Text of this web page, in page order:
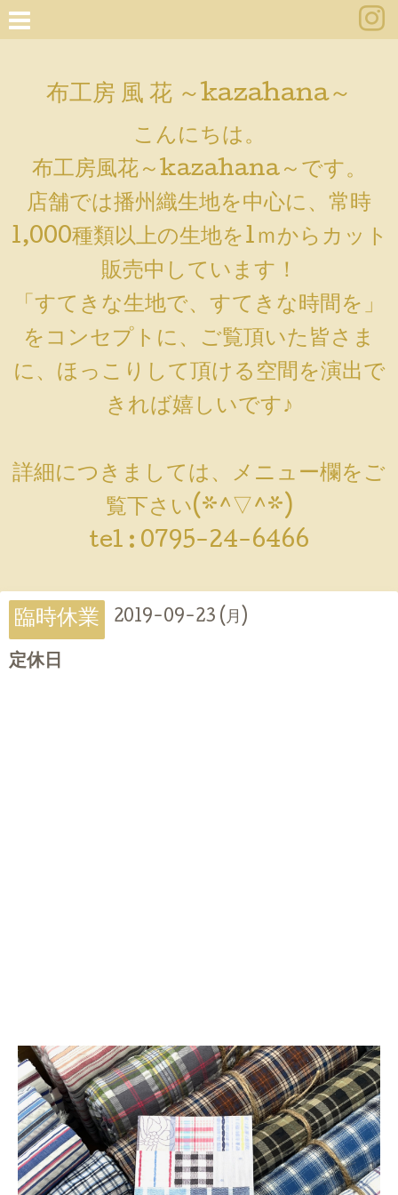
布工房 風 花 ～kazahana～
こんにちは。
布工房風花～kazahana～です。
店舗では播州織生地を中心に、常時
1,000種類以上の生地を1ｍからカット
販売中しています！
「すてきな生地で、すてきな時間を」
をコンセプトに、ご覧頂いた皆さま
に、ほっこりして頂ける空間を演出で
きれば嬉しいです♪
詳細につきましては、メニュー欄をご
覧下さい(*^▽^*)
tel : 0795-24-6466
臨時休業 2019-09-23 (月)
定休日